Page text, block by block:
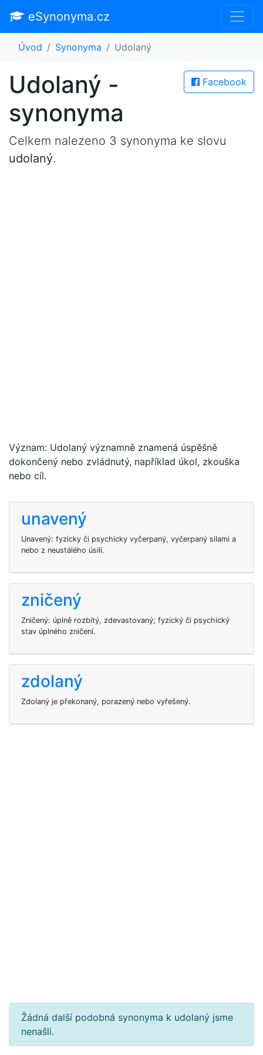
eSynonyma.cz
Úvod Synonyma Udolaný
Facebook
Udolaný -
synonyma
Celkem nalezeno 3 synonyma ke slovu
udolaný.
Význam: Udolaný významně znamená úspěšně
dokončený nebo zvládnutý, například úkol, zkouška
nebo cíl.
unavený
Unavený: fyzicky či psychicky vyčerpaný, vyčerpaný silami a
nebo z neustálého úsilí.
zničený
Zničený: úplně rozbitý, zdevastovaný; fyzický či psychický
stav úplného zničení.
zdolaný
Zdolaný je překonaný, porazený nebo vyřešený.
Žádná další podobná synonyma k udolaný jsme
nenašli.